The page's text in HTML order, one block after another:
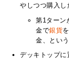
やしつつ購入し
第1ターン
金で銀貨
金、とい
デッキトップに